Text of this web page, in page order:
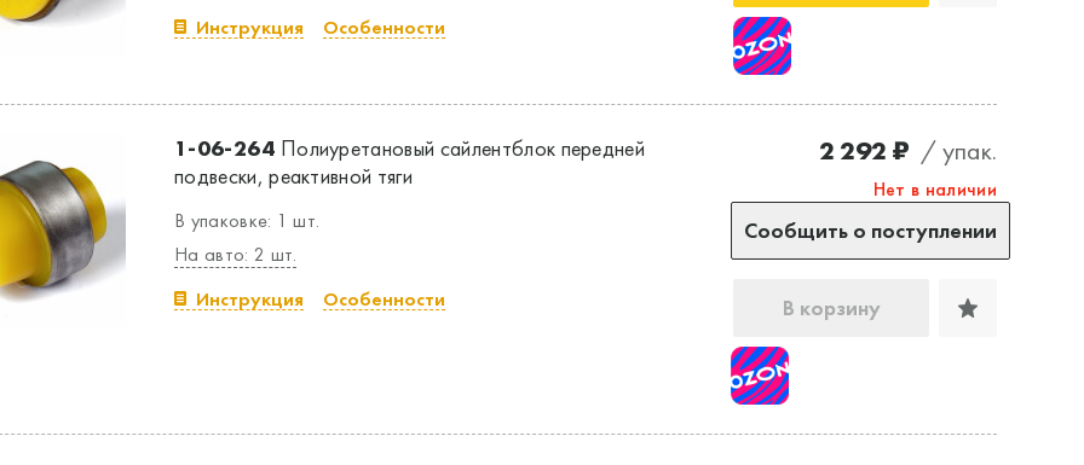
Инструкция
Особенности
1-06-264 Полиуретановый сайлентблок передней
подвески, реактивной тяги
В упаковке: 1 шт.
На авто: 2 шт.
Инструкция
Особенности
2 292 ₽ / упак.
Нет в наличии
Сообщить о поступлении
В корзину